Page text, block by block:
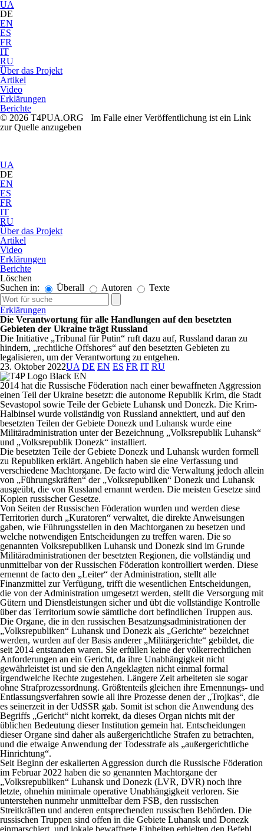
UA
DE
EN
ES
FR
IT
RU
Über das Projekt
Artikel
Video
Erklärungen
Berichte
© 2026 T4PUA.ORG Im Falle einer Veröffentlichung ist ein Link
zur Quelle anzugeben
UA
DE
EN
ES
FR
IT
RU
Über das Projekt
Artikel
Video
Erklärungen
Berichte
Löschen
Suchen in:
Überall Autoren Texte
Erklärungen
Die Verantwortung für alle Handlungen auf den besetzten
Gebieten der Ukraine trägt Russland
Die Initiative „Tribunal für Putin“ ruft dazu auf, Russland daran zu
hindern, „rechtliche Offshores“ auf den besetzten Gebieten zu
legalisieren, um der Verantwortung zu entgehen.
23. Oktober 2022UA DE EN ES FR IT RU
2014 hat die Russische Föderation nach einer bewaffneten Aggression
einen Teil der Ukraine besetzt: die autonome Republik Krim, die Stadt
Sevastopol sowie Teile der Gebiete Luhansk und Donezk. Die Krim-
Halbinsel wurde vollständig von Russland annektiert, und auf den
besetzten Teilen der Gebiete Donezk und Luhansk wurde eine
Militäradministration unter der Bezeichnung „Volksrepublik Luhansk“
und „Volksrepublik Donezk“ installiert.
Die besetzten Teile der Gebiete Donezk und Luhansk wurden formell
zu Republiken erklärt. Angeblich haben sie eine Verfassung und
verschiedene Machtorgane. De facto wird die Verwaltung jedoch allein
von „Führungskräften“ der „Volksrepubliken“ Donezk und Luhansk
ausgeübt, die von Russland ernannt werden. Die meisten Gesetze sind
Kopien russischer Gesetze.
Von Seiten der Russischen Föderation wurden und werden diese
Territorien durch „Kuratoren“ verwaltet, die direkte Anweisungen
gaben, wie Führungsstellen in den Machtorganen zu besetzen und
welche notwendigen Entscheidungen zu treffen waren. Die so
genannten Volksrepubliken Luhansk und Donezk sind im Grunde
Militäradministrationen der besetzten Regionen, die vollständig und
unmittelbar von der Russischen Föderation kontrolliert werden. Diese
ernennt de facto den „Leiter“ der Administration, stellt alle
Finanzmittel zur Verfügung, trifft die wesentlichen Entscheidungen,
die von der Administration umgesetzt werden, stellt die Versorgung mit
Gütern und Dienstleistungen sicher und übt die vollständige Kontrolle
über das Territorium sowie sämtliche dort befindlichen Truppen aus.
Die Organe, die in den russischen Besatzungsadministrationen der
„Volksrepubliken“ Luhansk und Donezk als „Gerichte“ bezeichnet
werden, wurden auf der Basis anderer „Militärgerichte“ gebildet, die
seit 2014 entstanden waren. Sie erfüllen keine der völkerrechtlichen
Anforderungen an ein Gericht, da ihre Unabhängigkeit nicht
gewährleistet ist und sie den Angeklagten nicht einmal formal
irgendwelche Rechte zugestehen. Längere Zeit arbeiteten sie sogar
ohne Strafprozessordnung. Größtenteils gleichen ihre Ernennungs- und
Entlassungsverfahren sowie all ihre Prozesse denen der „Trojkas“, die
es seinerzeit in der UdSSR gab. Somit ist schon die Anwendung des
Begriffs „Gericht“ nicht korrekt, da dieses Organ nichts mit der
üblichen Bedeutung dieser Institution gemein hat. Entscheidungen
dieser Organe sind daher als außergerichtliche Strafen zu betrachten,
und die etwaige Anwendung der Todesstrafe als „außergerichtliche
Hinrichtung“.
Seit Beginn der eskalierten Aggression durch die Russische Föderation
im Februar 2022 haben die so genannten Machtorgane der
„Volksrepubliken“ Luhansk und Donezk (LVR, DVR) noch ihre
letzte, ohnehin minimale operative Unabhängigkeit verloren. Sie
unterstehen nunmehr unmittelbar dem FSB, den russischen
Streitkräften und anderen entsprechenden russischen Behörden. Die
russischen Truppen sind offen in die Gebiete Luhansk und Donezk